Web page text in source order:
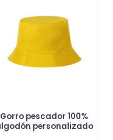
Gorro pescador 100%
personalizado